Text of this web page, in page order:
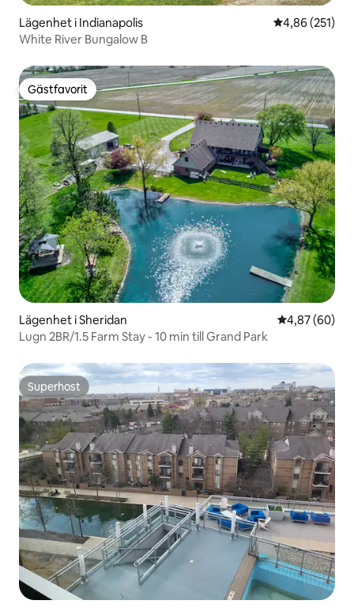
Lägenhet i Indianapolis 4,86 av 5 i
4,86 (251)
White River Bungalow B
Gästfavorit
Gästfavorit
Lägenhet i Sheridan 4,87 av 5 i
4,87 (60)
Lugn 2BR/1.5 Farm Stay - 10 min till Grand Park
Superhost
Superhost